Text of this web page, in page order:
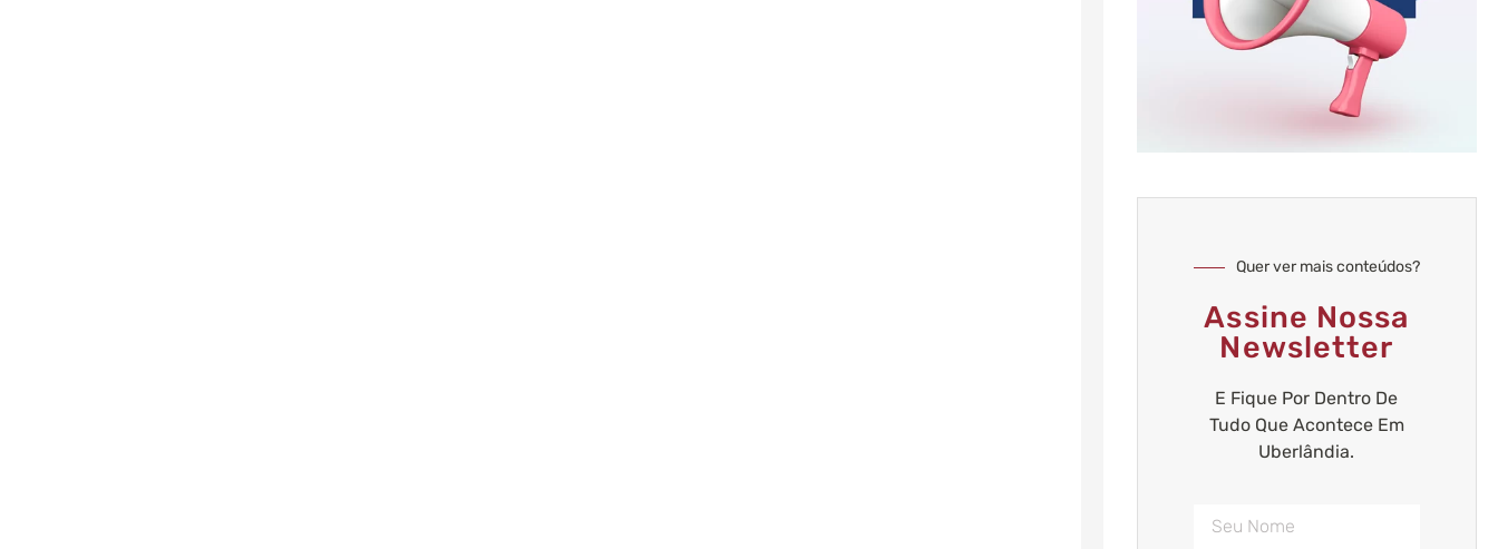
Quer ver mais conteúdos?
Assine Nossa
Newsletter
E Fique Por Dentro De
Tudo Que Acontece Em
Uberlândia.